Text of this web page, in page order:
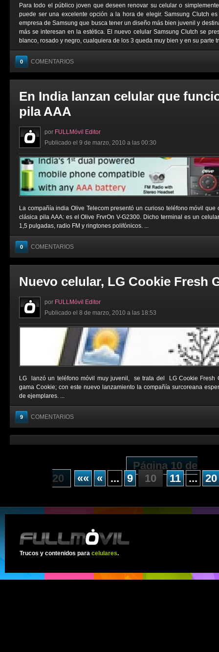
Para todo el público joven que deseen renovar su celular o
puede ser una excelente opción a la hora de elegir. Samsung Clutch
empresa de Samsung que busca tener un diseño más bien juvenil y
más se interesan en la estética. El nuevo celular Samsung Clutch se
blanco, rosado y negro, cualquiera de los 3 queda muy bien y en su parte
0 COMENTARIOS
En India lanzan celular que
pila AAA
por FULLMóvil Editor
Publicado el 9 de marzo, 2010 a las 00:30
La compañía india Olive Telecom presentó un curioso teléfono móvil
clásica pila AAA: es el Olive FrvrOn V-G2300. Dicho terminal es un
1,5 pulgadas, radio FM y ringtones polifónicos. ...
0 COMENTARIOS
Nuevo celular, LG Cookie Fresh
por FULLMóvil Editor
Publicado el 8 de marzo, 2010 a las 18:53
LG lanzó un teléfono móvil muy juvenil, se trata del LG Cookie Fresh
gama Cookie; con este nuevo lanzamiento la compañía surcoreana
de ejemplares. ...
9 COMENTARIOS
Página 10 de
20
«« « ... 9 10 11 ... 20
Trucos y contenidos para celulares.